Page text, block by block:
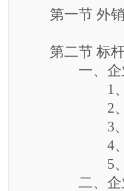
第一节 外销
第二节 标杆
一、企
1、企业介
2、
3、企业
4、企业
5、企业市
二、企